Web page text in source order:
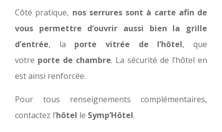
Côté pratique, nos serrures sont à carte afin de
vous permettre d’ouvrir aussi bien la grille
d’entrée, la porte vitrée de l’hôtel, que
votre porte de chambre. La sécurité de l’hôtel en
est ainsi renforcée.
Pour tous renseignements complémentaires,
contactez l’hôtel le Symp’Hôtel.